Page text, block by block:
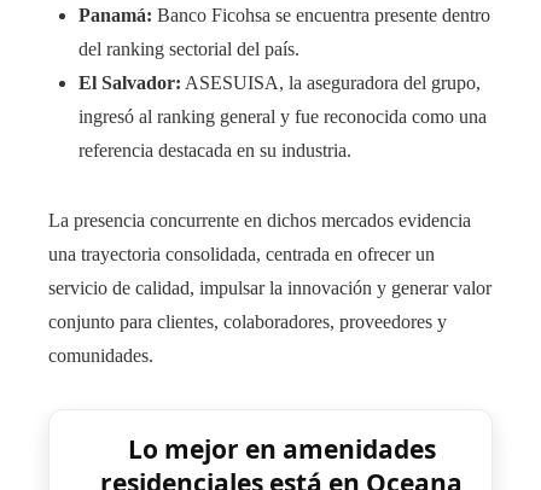
Panamá: Banco Ficohsa se encuentra presente dentro
del ranking sectorial del país.
El Salvador: ASESUISA, la aseguradora del grupo,
ingresó al ranking general y fue reconocida como una
referencia destacada en su industria.
La presencia concurrente en dichos mercados evidencia
una trayectoria consolidada, centrada en ofrecer un
servicio de calidad, impulsar la innovación y generar valor
conjunto para clientes, colaboradores, proveedores y
comunidades.
Lo mejor en amenidades
residenciales está en Oceana